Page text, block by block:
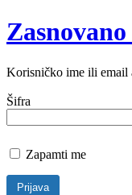
Korisničko ime ili email
Šifra
Zapamti me